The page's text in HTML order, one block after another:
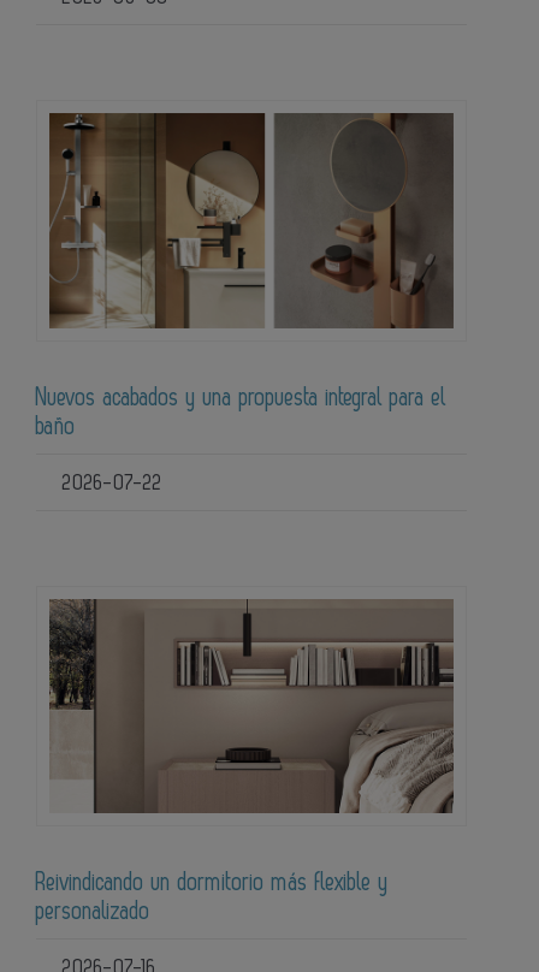
Nuevos acabados y una propuesta integral para el
baño
2026-07-22
Reivindicando un dormitorio más flexible y
personalizado
2026-07-16